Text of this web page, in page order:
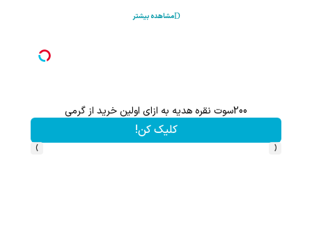
مشاهده بیشتر
هم سرمایه
‹
›